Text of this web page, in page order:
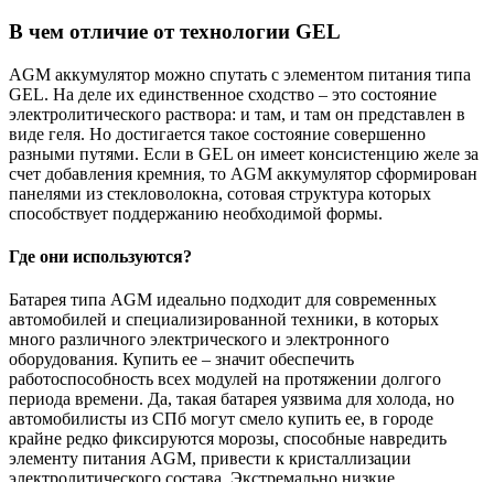
В чем отличие от технологии GEL
AGM аккумулятор можно спутать с элементом питания типа
GEL. На деле их единственное сходство – это состояние
электролитического раствора: и там, и там он представлен в
виде геля. Но достигается такое состояние совершенно
разными путями. Если в GEL он имеет консистенцию желе за
счет добавления кремния, то AGM аккумулятор сформирован
панелями из стекловолокна, сотовая структура которых
способствует поддержанию необходимой формы.
Где они используются?
Батарея типа AGM идеально подходит для современных
автомобилей и специализированной техники, в которых
много различного электрического и электронного
оборудования. Купить ее – значит обеспечить
работоспособность всех модулей на протяжении долгого
периода времени. Да, такая батарея уязвима для холода, но
автомобилисты из СПб могут смело купить ее, в городе
крайне редко фиксируются морозы, способные навредить
элементу питания AGM, привести к кристаллизации